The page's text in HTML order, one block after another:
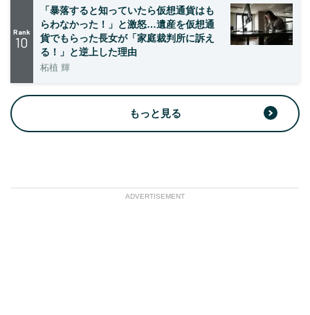
Rank
10
「暴落すると知っていたら仮想通貨はも
らわなかった！」と激怒…遺産を仮想通
貨でもらった長女が「家庭裁判所に訴え
る！」と逆上した理由
柘植 輝
もっと見る
ADVERTISEMENT